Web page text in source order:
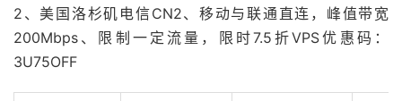
2、美国洛杉矶电信CN2、移动与联通直连，峰值带宽
200Mbps、限制一定流量，限时7.5折VPS优惠码：
3U75OFF